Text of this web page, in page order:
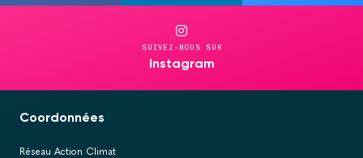
SUIVEZ-NOUS SUR
Instagram
Coordonnées
Réseau Action Climat